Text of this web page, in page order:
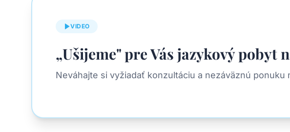
VIDEO
„Ušijeme" pre Vás jazykový pobyt
Neváhajte si vyžiadať konzultáciu a nezáväznú ponuku